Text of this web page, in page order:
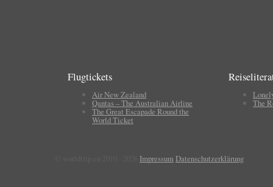
Flugtickets
Air New Zealand
Qantas – The Australian Airline
The Great Escapade Round the
World Ticket
The
Impressum Datenschutzerklärung